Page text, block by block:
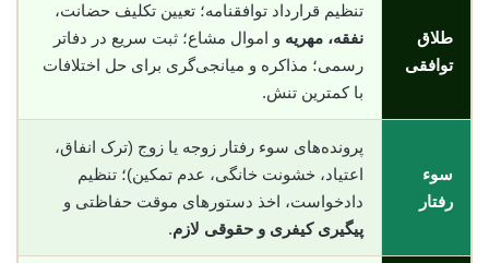
طلاق
توافقی
تنظیم قرارداد توافقنامه؛ تعیین تکلیف حضانت،
نفقه، مهریه و اموال مشاع؛ ثبت سریع در دفاتر
رسمی؛ مذاکره و میانجی‌گری برای حل اختلافات
با کمترین تنش.
سوء
رفتار
پرونده‌های سوء رفتار زوجه یا زوج (ترک انفاق،
اعتیاد، خشونت خانگی، عدم تمکین)؛ تنظیم
دادخواست، اخذ دستورهای موقت حفاظتی و
پیگیری کیفری و حقوقی لازم.